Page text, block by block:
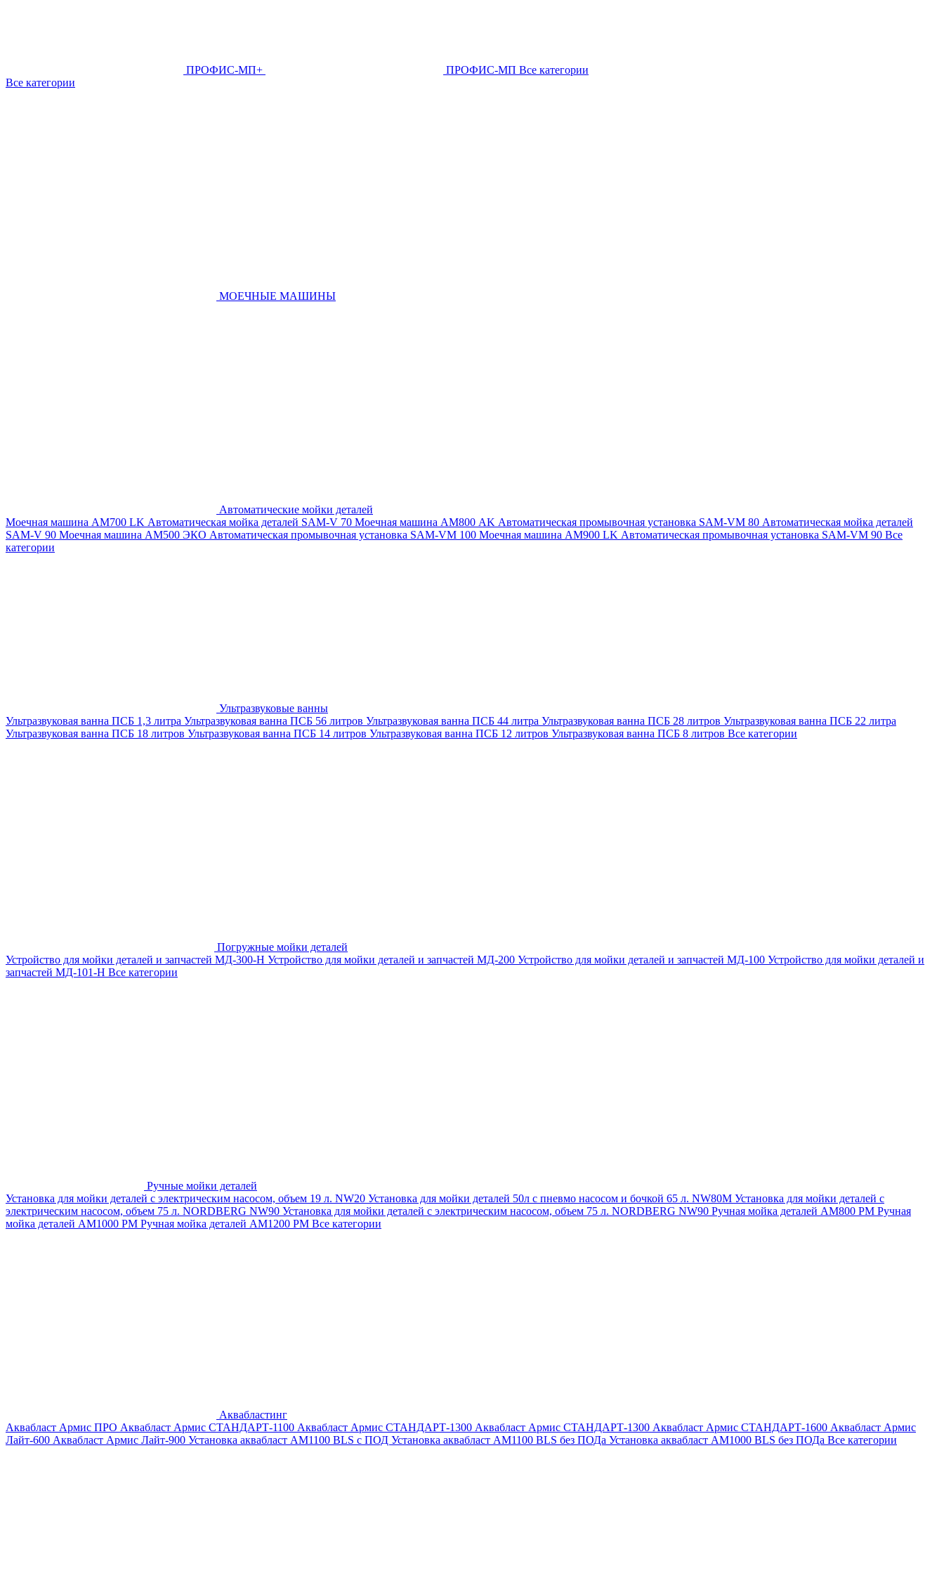
ПРОФИС-МП+ ПРОФИС-МП Все категории
Все категории
МОЕЧНЫЕ МАШИНЫ
Автоматические мойки деталей
Моечная машина AM700 LK Автоматическая мойка деталей SAM-V 70 Моечная машина АМ800 AK Автоматическая промывочная установка SAM-VM 80 Автоматическая мойка деталей
SAM-V 90 Моечная машина АМ500 ЭКО Автоматическая промывочная установка SAM-VM 100 Моечная машина AM900 LK Автоматическая промывочная установка SAM-VM 90 Все
категории
Ультразвуковые ванны
Ультразвуковая ванна ПСБ 1,3 литра Ультразвуковая ванна ПСБ 56 литров Ультразвуковая ванна ПСБ 44 литра Ультразвуковая ванна ПСБ 28 литров Ультразвуковая ванна ПСБ 22 литра
Ультразвуковая ванна ПСБ 18 литров Ультразвуковая ванна ПСБ 14 литров Ультразвуковая ванна ПСБ 12 литров Ультразвуковая ванна ПСБ 8 литров Все категории
Погружные мойки деталей
Устройство для мойки деталей и запчастей МД-300-H Устройство для мойки деталей и запчастей МД-200 Устройство для мойки деталей и запчастей МД-100 Устройство для мойки деталей и
запчастей МД-101-Н Все категории
Ручные мойки деталей
Установка для мойки деталей с электрическим насосом, объем 19 л. NW20 Установка для мойки деталей 50л с пневмо насосом и бочкой 65 л. NW80M Установка для мойки деталей с
электрическим насосом, объем 75 л. NORDBERG NW90 Установка для мойки деталей с электрическим насосом, объем 75 л. NORDBERG NW90 Ручная мойка деталей АМ800 РМ Ручная
мойка деталей АМ1000 РМ Ручная мойка деталей АМ1200 РМ Все категории
Аквабластинг
Аквабласт Армис ПРО Аквабласт Армис СТАНДАРТ-1100 Аквабласт Армис СТАНДАРТ-1300 Аквабласт Армис СТАНДАРТ-1300 Аквабласт Армис СТАНДАРТ-1600 Аквабласт Армис
Лайт-600 Аквабласт Армис Лайт-900 Установка аквабласт AM1100 BLS с ПОД Установка аквабласт AM1100 BLS без ПОДа Установка аквабласт AM1000 BLS без ПОДа Все категории